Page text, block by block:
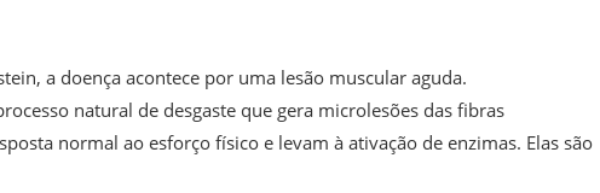
a doença acontece por uma lesão muscular aguda.
natural de desgaste que gera microlesões das fibras
normal ao esforço físico e levam à ativação de enzimas. Elas são